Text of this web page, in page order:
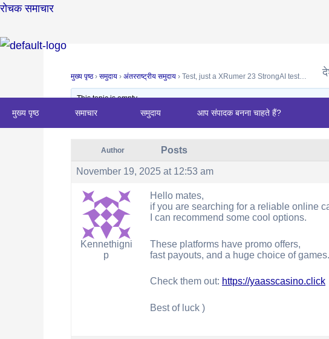
Skip
content
रोचक समाचार
मुख्य पृष्ठ समाचार समुदाय आप संपादक बनना चाहते हैं?
मुख्य पृष्ठ › समुदाय › अंतरराष्ट्रीय समुदाय › Test, just a XRumer 23 StrongAI test…
This topic is empty.
Author Posts
November 19, 2025 at 12:53 am
Kennethigni
p
Hello mates,
if you are searching for a reliable online
I can recommend some cool options.
These platforms have promo offers,
fast payouts, and a huge choice of games.
Check them out: https://yaasscasino.click
Best of luck )
Post